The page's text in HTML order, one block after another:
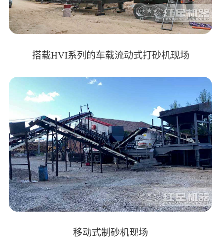
搭载HVI系列的车载流动式打砂机现场
移动式制砂机现场